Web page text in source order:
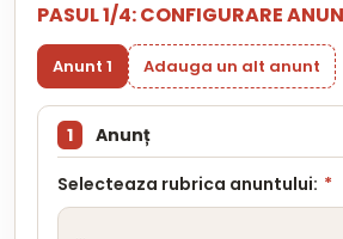
PASUL 1/4: CONFIGURARE
Anunt 1 Adauga un alt anunt
1 Anunț
Selecteaza rubrica anuntului: *